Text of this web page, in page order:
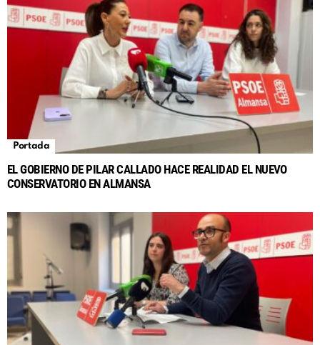
Portada
EL GOBIERNO DE PILAR CALLADO HACE REALIDAD EL NUEVO
CONSERVATORIO EN ALMANSA